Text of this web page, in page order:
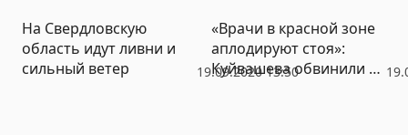
19.09.2020 13:50
На Свердловскую
область идут ливни и
сильный ветер
«Врачи в красной зоне
аплодируют стоя»:
Куйвашева обвинили в